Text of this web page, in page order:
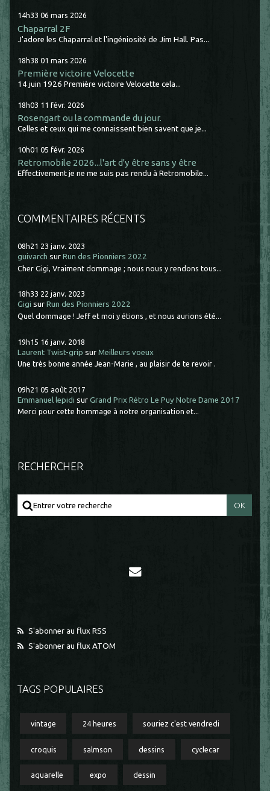
14h33 06 mars 2026
Chaparral 2F
J'adore les Chaparral et l'ingéniosité de Jim Hall. Pas...
18h38 01 mars 2026
Première victoire Velocette
14 juin 1926 Première victoire Velocette cela...
18h03 11 févr. 2026
Rosengart ou la commande du jour.
Celles et ceux qui me connaissent bien savent que je...
10h01 05 févr. 2026
Retromobile 2026...l'art d'y être sans y être
Effectivement je ne me suis pas rendu à Retromobile...
COMMENTAIRES RÉCENTS
08h21 23 janv. 2023
guivarch surRun des Pionniers 2022
Cher Gigi, Vraiment dommage ; nous nous y rendons tous...
18h33 22 janv. 2023
Gigi surRun des Pionniers 2022
Quel dommage ! Jeff et moi y étions , et nous aurions été...
19h15 16 janv. 2018
Laurent Twist-grip surMeilleurs voeux
Une très bonne année Jean-Marie , au plaisir de te revoir .
09h21 05 août 2017
Emmanuel lepidi surGrand Prix Rétro Le Puy Notre Dame 2017
Merci pour cette hommage à notre organisation et...
RECHERCHER
S'abonner au flux RSS
S'abonner au flux ATOM
TAGS POPULAIRES
vintage 24 heures souriez c'est vendredi
croquis salmson dessins cyclecar
aquarelle expo dessin